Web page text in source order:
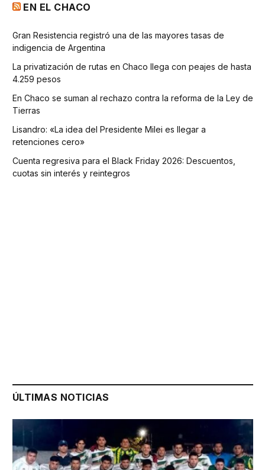
EN EL CHACO
Gran Resistencia registró una de las mayores tasas de
indigencia de Argentina
La privatización de rutas en Chaco llega con peajes de hasta
4.259 pesos
En Chaco se suman al rechazo contra la reforma de la Ley de
Tierras
Lisandro: «La idea del Presidente Milei es llegar a
retenciones cero»
Cuenta regresiva para el Black Friday 2026: Descuentos,
cuotas sin interés y reintegros
ÚLTIMAS NOTICIAS